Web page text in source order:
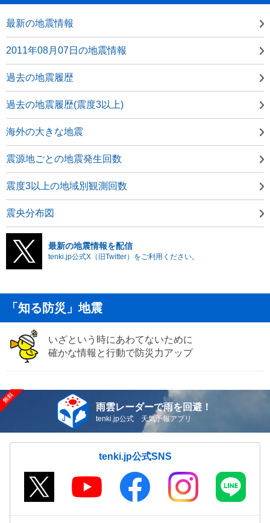
最新の地震情報
2011年08月07日の地震情報
過去の地震履歴
過去の地震履歴(震度3以上)
海外の大きな地震
震源地ごとの地震発生回数
震度3以上の地域別観測回数
震央分布図
最新の地震情報を配信
tenki.jp公式X（旧Twitter）をご利用ください。
「知る防災」地震
いざという時にあわてないために
確かな情報と行動で防災力アップ
雨雲レーダーで雨を回避！
tenki.jp公式 天気予報アプリ
tenki.jp公式SNS